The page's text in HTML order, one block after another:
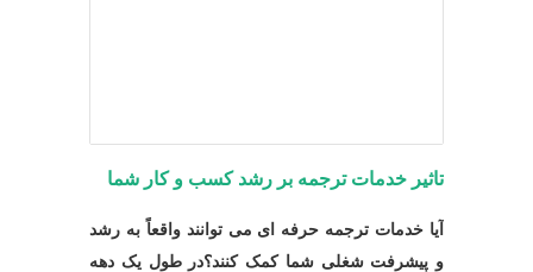
تاثیر خدمات ترجمه بر رشد کسب و کار شما
آیا خدمات ترجمه حرفه ای می توانند واقعاً به رشد
و پیشرفت شغلی شما کمک کنند؟در طول یک دهه